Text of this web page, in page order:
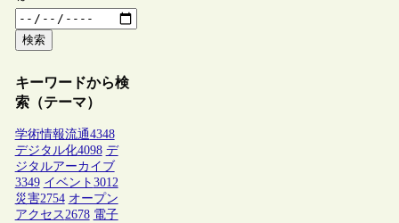
検索
キーワードから検
索（テーマ）
学術情報流通4348
デジタル化4098 デ
ジタルアーカイブ
3349 イベント 3012
災害2754 オープン
アクセス2678 電子